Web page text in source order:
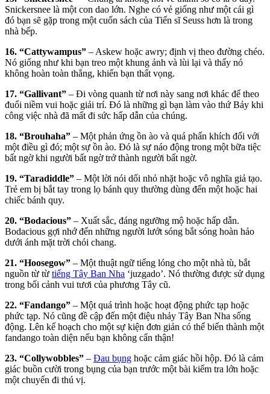
Snickersnee là một con dao lớn. Nghe có vẻ giống như một cái gì
đó bạn sẽ gặp trong một cuốn sách của Tiến sĩ Seuss hơn là trong
nhà bếp.
16. “Cattywampus” – Askew hoặc awry; định vị theo đường chéo.
Nó giống như khi bạn treo một khung ảnh và lùi lại và thấy nó
không hoàn toàn thẳng, khiến bạn thất vọng.
17. “Gallivant” – Đi vòng quanh từ nơi này sang nơi khác để theo
đuổi niềm vui hoặc giải trí. Đó là những gì bạn làm vào thứ Bảy khi
công việc nhà đã mất đi sức hấp dẫn của chúng.
18. “Brouhaha” – Một phản ứng ồn ào và quá phấn khích đối với
một điều gì đó; một sự ồn ào. Đó là sự náo động trong một bữa tiệc
bất ngờ khi người bất ngờ trở thành người bất ngờ.
19. “Taradiddle” – Một lời nói dối nhỏ nhặt hoặc vô nghĩa giả tạo.
Trẻ em bị bắt tay trong lọ bánh quy thường dùng đến một hoặc hai
chiếc bánh quy.
20. “Bodacious” – Xuất sắc, đáng ngưỡng mộ hoặc hấp dẫn.
Bodacious gợi nhớ đến những người lướt sóng bắt sóng hoàn hảo
dưới ánh mặt trời chói chang.
21. “Hoosegow” – Một thuật ngữ tiếng lóng cho một nhà tù, bắt
nguồn từ từ tiếng Tây Ban Nha ‘juzgado’. Nó thường được sử dụng
trong bối cảnh vui tươi của phương Tây cũ.
22. “Fandango” – Một quá trình hoặc hoạt động phức tạp hoặc
phức tạp. Nó cũng đề cập đến một điệu nhảy Tây Ban Nha sống
động. Lên kế hoạch cho một sự kiện đơn giản có thể biến thành một
fandango toàn diện nếu bạn không cẩn thận!
23. “Collywobbles” – Đau bụng hoặc cảm giác hồi hộp. Đó là cảm
giác buồn cười trong bụng của bạn trước một bài kiểm tra lớn hoặc
một chuyến đi thú vị.